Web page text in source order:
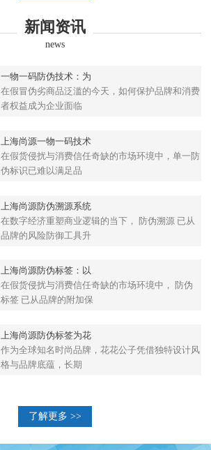
新闻资讯
news
一物一码防伪技术：为
在假冒伪劣商品泛滥的今天，如何保护品牌和消费
者权益成为企业面临
上海尚源一物一码技术
在假货侵扰与消费信任奇缺的市场环境中，单一防
伪标识已难以满足品
上海尚源防伪溯源系统
在数字经济重塑商业逻辑的当下， 防伪溯源 已从
品牌的风险防御工具升
上海尚源防伪标签：以
在假货侵扰与消费信任奇缺的市场环境中， 防伪
标签 已从品牌的附加保
上海尚源防伪标签为花
作为全球知名时尚品牌，花花公子凭借独特设计风
格与品牌底蕴，长期
了解更多 >>